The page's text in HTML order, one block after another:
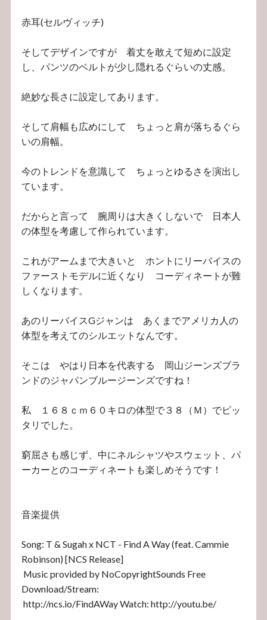
赤耳(セルヴィッチ)
そしてデザインですが 着丈を敢えて短めに設定
し、パンツのベルトが少し隠れるぐらいの丈感。
絶妙な長さに設定してあります。
そして肩幅も広めにして ちょっと肩が落ちるぐら
いの肩幅。
今のトレンドを意識して ちょっとゆるさを演出し
ています。
だからと言って 腕周りは大きくしないで 日本人
の体型を考慮して作られています。
これがアームまで大きいと ホントにリーバイスの
ファーストモデルに近くなり コーディネートが難
しくなります。
あのリーバイスGジャンは あくまでアメリカ人の
体型を考えてのシルエットなんです。
そこは やはり日本を代表する 岡山ジーンズブラ
ンドのジャパンブルージーンズですね！
私 １６８ｃｍ６０キロの体型で３８（Ｍ）でピッ
タリでした。
窮屈さも感じず、中にネルシャツやスウェット、パ
ーカーとのコーディネートも楽しめそうです！
音楽提供
Song: T & Sugah x NCT - Find A Way (feat. Cammie
Robinson) [NCS Release]
Music provided by NoCopyrightSounds Free
Download/Stream:
http://ncs.io/FindAWay Watch: http://youtu.be/